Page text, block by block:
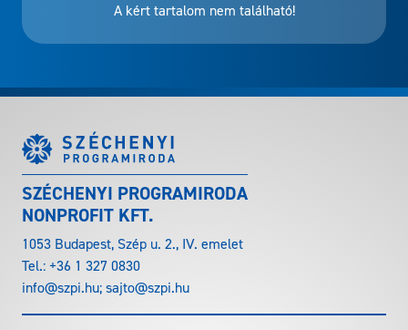
A kért tartalom nem található!
SZÉCHENYI PROGRAMIRODA
NONPROFIT KFT.
1053 Budapest, Szép u. 2., IV. emelet
Tel.:+36 1 327 0830
info@szpi.hu;sajto@szpi.hu